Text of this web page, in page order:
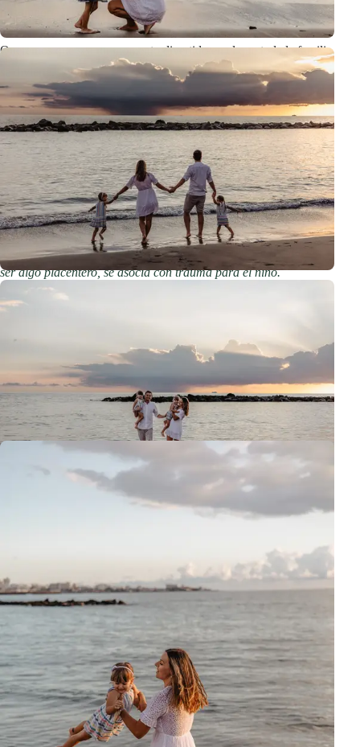
nos importa?
Queremos que sea un momento divertido en el que toda la familia
Los ojos son el espejo del alma, y no se puede evitar distinguir la
obediencia forzada de los ojos llenos de alegría de un niño que
pasa tiempo activa y agradablemente con los padres.
Primero, incluso yo, como fotógrafa, no quiero que nadie pose en
mis sesiones - entonces no es una sesión lifestyle.
Segundo, si esa es la narrativa, entonces la sesión, en lugar de
ser algo placentero, se asocia con trauma para el niño.
¿Será mejor la próxima?
Tercero, el niño comienza a pararse inmóvil y mirar a la cámara,
pero se puede ver, también en las fotos, que no está feliz.